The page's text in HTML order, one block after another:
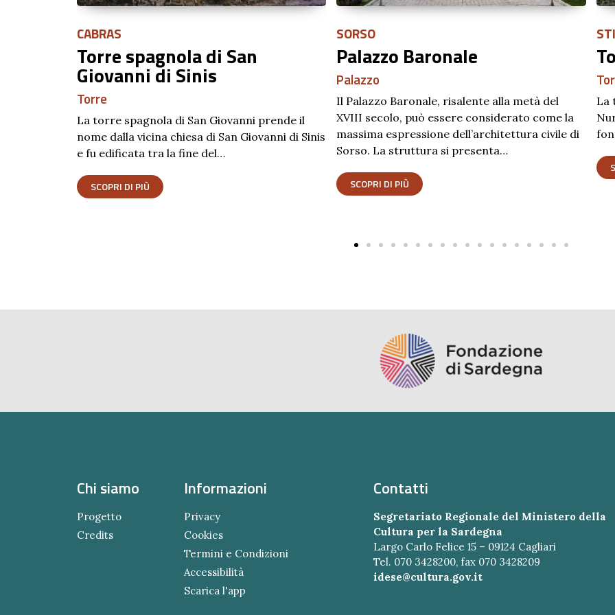
SORSO
Palazzo Baronale
Palazzo
Il Palazzo Baronale, risalente alla metà del
XVIII secolo, può essere considerato come la
massima espressione dell’architettura civile di
Sorso. La struttura si presenta…
SCOPRI DI PIÙ
STINTINO
Torre Falcone
Torre
La torre é situata su uno dei punti piú alti della
Nurra settentrionale a circa 189 m s.l.m. Le
fonti del XVI secolo segnalano…
Si
Chi siamo
Progetto
Credits
Informazioni
Privacy
Cookies
Termini e Condizioni
Accessibilità
Scarica l'app
Contatti
Segretariato Regionale del Ministero della
Cultura per la Sardegna
Largo Carlo Felice 15 – 09124 Cagliari
Tel. 070 3428200, fax 070 3428209
idese@cultura.gov.it